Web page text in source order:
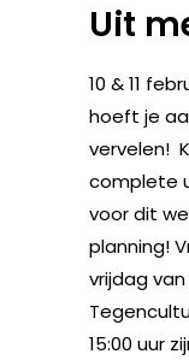
Uit
10 & 11
hoeft je
vervelen!
complete
voor dit
planning!
vrijdag
15:00 uur